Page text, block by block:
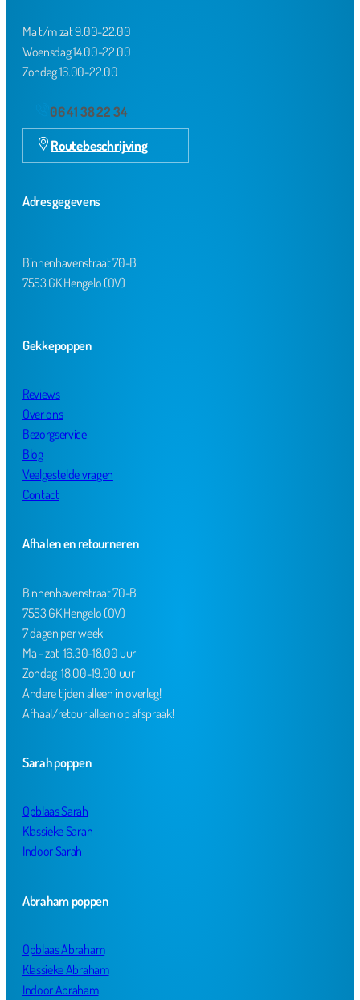
Ma t/m zat 9.00-22.00
Woensdag 14.00-22.00
Zondag 16.00-22.00
06 41 38 22 34
Routebeschrijving
Adresgegevens
Binnenhavenstraat 70-B
7553 GK Hengelo (OV)
Gekkepoppen
Reviews
Over ons
Bezorgservice
Blog
Veelgestelde vragen
Contact
Afhalen en retourneren
Binnenhavenstraat 70-B
7553 GK Hengelo (OV)
7 dagen per week
Ma - zat 16.30-18.00 uur
Zondag 18.00-19.00 uur
Andere tijden alleen in overleg!
Afhaal/retour alleen op afspraak!
Sarah poppen
Opblaas Sarah
Klassieke Sarah
Indoor Sarah
Abraham poppen
Opblaas Abraham
Klassieke Abraham
Indoor Abraham